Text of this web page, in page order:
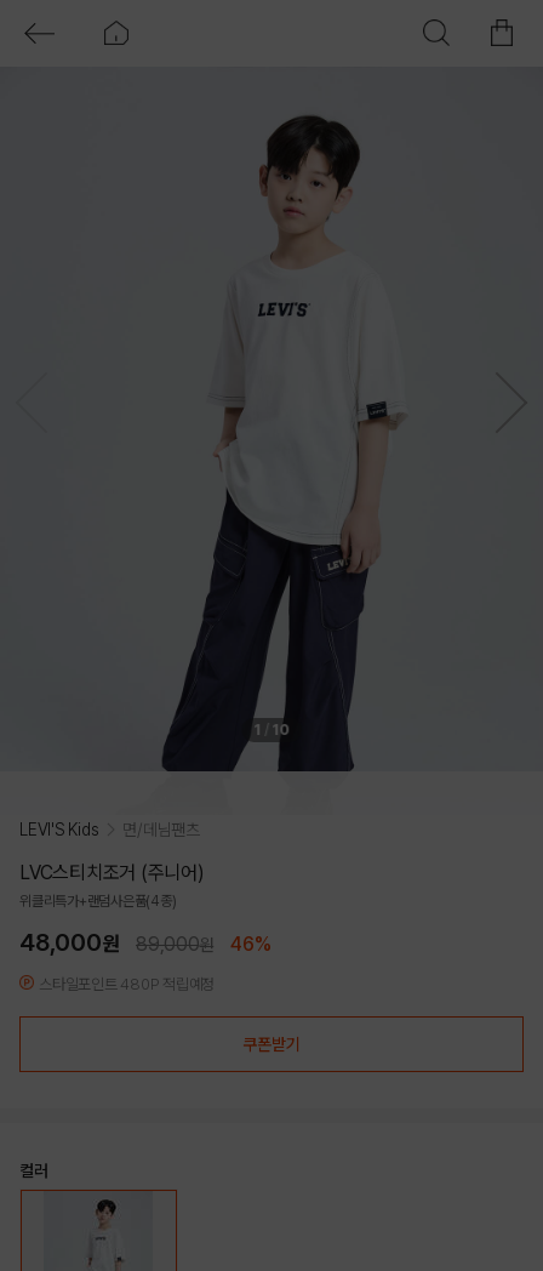
1 / 10
LEVI'S Kids 면/데님팬츠
LVC스티치조거 (주니어)
위클리특가+랜덤사은품(4종)
48,000원 89,000원 46%
스타일포인트 480P 적립예정
쿠폰받기
컬러